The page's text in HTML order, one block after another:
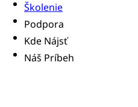
Školenie
Podpora
Kde Nájsť
Náš Príbeh